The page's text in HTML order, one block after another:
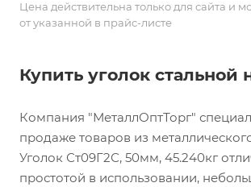
Цена действительна только для сайта и
от указанной в прайс-листе
Купить уголок стальной
Компания "МеталлОптТорг"
продаже товаров из
Уголок Ст09Г2С, 50мм, 45.240кг
простотой в использовании,